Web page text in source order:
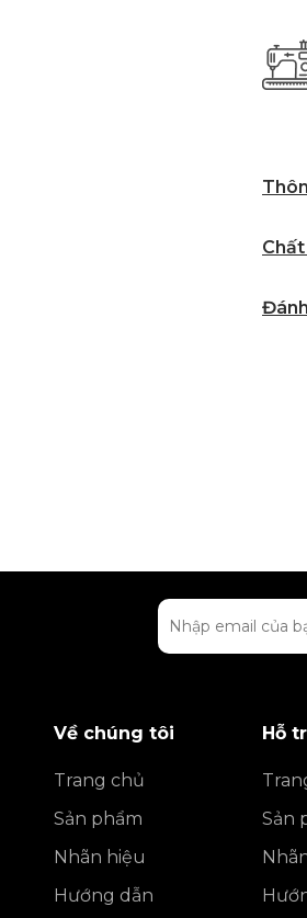
Về chúng tôi
Trang chủ
Sản phẩm
Nhãn hiệu
Hướng dẫn
Hỗ
Sản